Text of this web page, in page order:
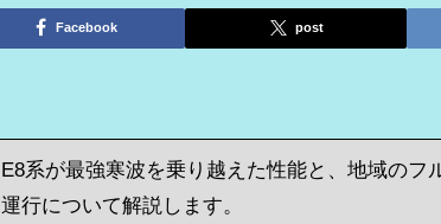
Facebook post
E8系が最強寒波を乗り越えた性能と、地域のフ
運行について解説します。